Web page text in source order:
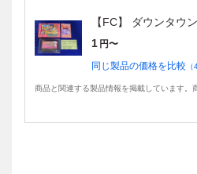
【FC】 ダウンタウ
1 円〜
同じ製品の価格を比較 （
商品と関連する製品情報を掲載しています。